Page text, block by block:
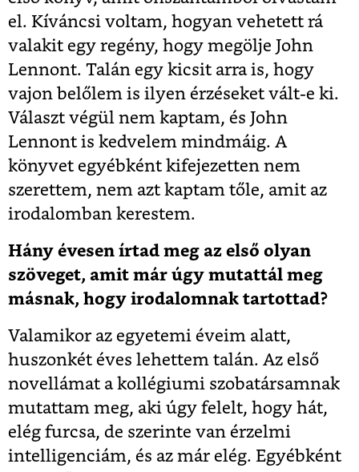
el. Kíváncsi voltam, hogyan vehetett rá
valakit egy regény, hogy megölje John
Lennont. Talán egy kicsit arra is, hogy
vajon belőlem is ilyen érzéseket vált-e ki.
Választ végül nem kaptam, és John
Lennont is kedvelem mindmáig. A
könyvet egyébként kifejezetten nem
szerettem, nem azt kaptam tőle, amit az
irodalomban kerestem.
Hány évesen írtad meg az első olyan
szöveget, amit már úgy mutattál meg
másnak, hogy irodalomnak tartottad?
Valamikor az egyetemi éveim alatt,
huszonkét éves lehettem talán. Az első
novellámat a kollégiumi szobatársamnak
mutattam meg, aki úgy felelt, hogy hát,
elég furcsa, de szerinte van érzelmi
intelligenciám, és az már elég. Egyébként